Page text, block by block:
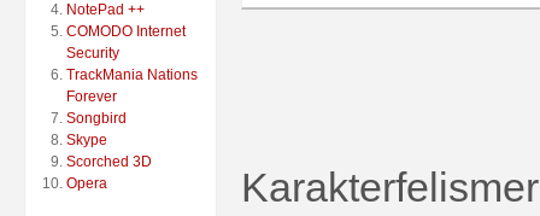
NotePad ++
COMODO Internet
Security
TrackMania Nations
Forever
Songbird
Skype
Scorched 3D
Opera